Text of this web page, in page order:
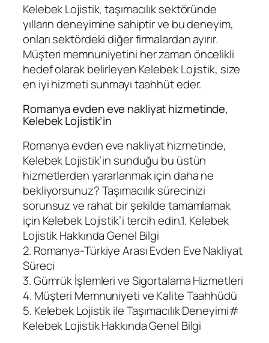
Kelebek Lojistik, taşımacılık sektöründe
yılların deneyimine sahiptir ve bu deneyim,
onları sektördeki diğer firmalardan ayırır.
Müşteri memnuniyetini her zaman öncelikli
hedef olarak belirleyen Kelebek Lojistik, size
en iyi hizmeti sunmayı taahhüt eder.
Romanya evden eve nakliyat hizmetinde,
Kelebek Lojistik’in
Romanya evden eve nakliyat hizmetinde,
Kelebek Lojistik’in sunduğu bu üstün
hizmetlerden yararlanmak için daha ne
bekliyorsunuz? Taşımacılık sürecinizi
sorunsuz ve rahat bir şekilde tamamlamak
için Kelebek Lojistik’i tercih edin.1. Kelebek
Lojistik Hakkında Genel Bilgi
2. Romanya-Türkiye Arası Evden Eve Nakliyat
Süreci
3. Gümrük İşlemleri ve Sigortalama Hizmetleri
4. Müşteri Memnuniyeti ve Kalite Taahhüdü
5. Kelebek Lojistik ile Taşımacılık Deneyimi#
Kelebek Lojistik Hakkında Genel Bilgi